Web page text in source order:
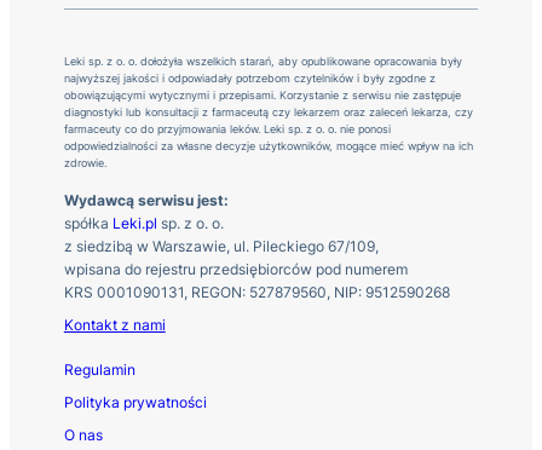
Leki sp. z o. o. dołożyła wszelkich starań, aby opublikowane opracowania były
najwyższej jakości i odpowiadały potrzebom czytelników i były zgodne z
obowiązującymi wytycznymi i przepisami. Korzystanie z serwisu nie zastępuje
diagnostyki lub konsultacji z farmaceutą czy lekarzem oraz zaleceń lekarza, czy
farmaceuty co do przyjmowania leków. Leki sp. z o. o. nie ponosi
odpowiedzialności za własne decyzje użytkowników, mogące mieć wpływ na ich
zdrowie.
Wydawcą serwisu jest:
spółka Leki.pl sp. z o. o.
z siedzibą w Warszawie, ul. Pileckiego 67/109,
wpisana do rejestru przedsiębiorców pod numerem
KRS 0001090131, REGON: 527879560, NIP: 9512590268
Kontakt z nami
Regulamin
Polityka prywatności
O nas